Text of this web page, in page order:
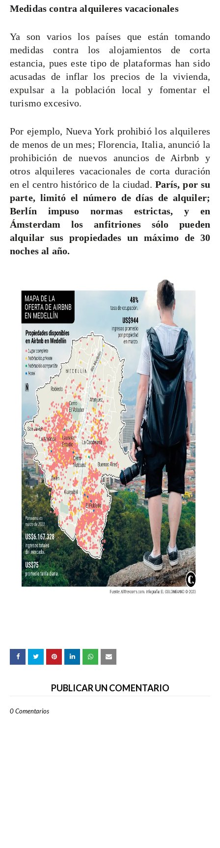
Medidas contra alquileres vacacionales
Ya son varios los países que están tomando
medidas contra los alojamientos de corta
estancia, pues este tipo de plataformas han sido
acusadas de inflar los precios de la vivienda,
expulsar a la población local y fomentar el
turismo excesivo.
Por ejemplo, Nueva York prohibió los alquileres
de menos de un mes; Florencia, Italia, anunció la
prohibición de nuevos anuncios de Airbnb y
otros alquileres vacacionales de corta duración
en el centro histórico de la ciudad. París, por su
parte, limitó el número de días de alquiler;
Berlín impuso normas estrictas, y en
Ámsterdam los anfitriones sólo pueden
alquilar sus propiedades un máximo de 30
noches al año.
PUBLICAR UN COMENTARIO
0 Comentarios